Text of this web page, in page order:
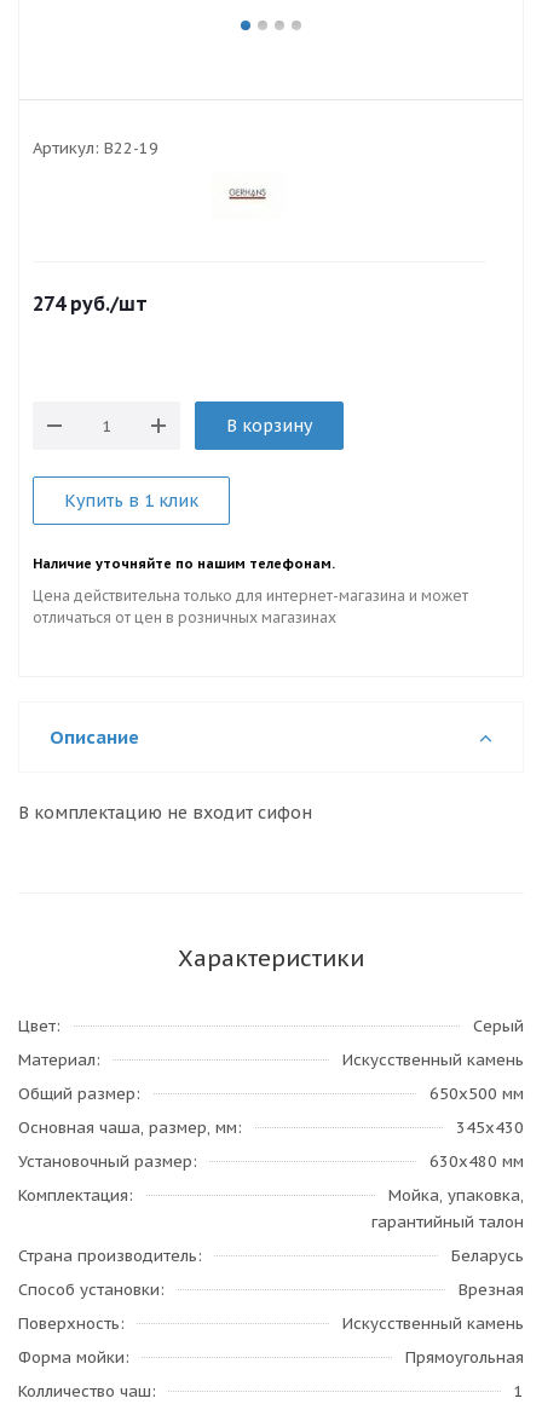
Артикул: B22-19
274руб./шт
В корзину
Купить в 1 клик
Наличие уточняйте по нашим телефонам.
Цена действительна только для интернет-магазина и может
отличаться от цен в розничных магазинах
Описание
В комплектацию не входит сифон
Характеристики
Цвет
Серый
Материал
Искусственный камень
Общий размер
650х500 мм
Основная чаша, размер, мм
345х430
Установочный размер
630х480 мм
Комплектация
Мойка, упаковка,
гарантийный талон
Страна производитель
Беларусь
Способ установки
Врезная
Поверхность
Искусственный камень
Форма мойки
Прямоугольная
Колличество чаш
1